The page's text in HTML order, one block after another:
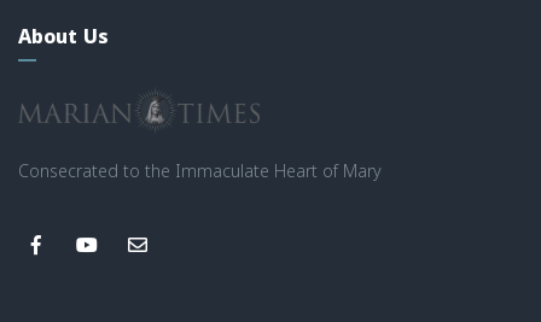
About Us
Consecrated to the Immaculate Heart of Mary